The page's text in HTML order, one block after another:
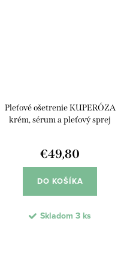
Pleťové ošetrenie KUPERÓZA
krém, sérum a pleťový sprej
€49,80
DO KOŠÍKA
Skladom 3 ks